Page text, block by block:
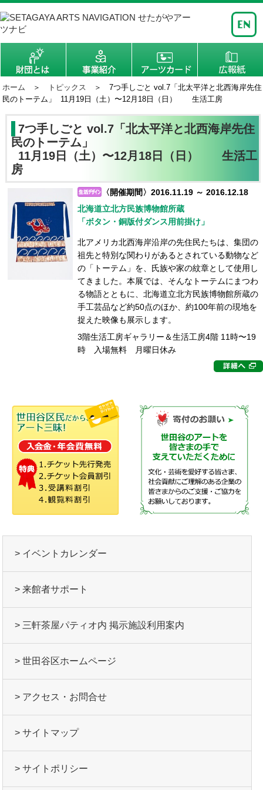
ホーム ＞ トピックス
＞ 7つ手しごと vol.7「北太平洋と北西海岸先住
民のトーテム」 11月19日（土）〜12月18日（日） 生活工房
7つ手しごと vol.7「北太平洋と北西海岸先住
民のトーテム」
11月19日（土）〜12月18日（日） 生活工
房
〈開催期間〉2016.11.19 ～ 2016.12.18
北海道立北方民族博物館所蔵
「ボタン・銅版付ダンス用前掛け」
北アメリカ北西海岸沿岸の先住民たちは、集団の
祖先と特別な関わりがあるとされている動物など
の「トーテム」を、氏族や家の紋章として使用し
てきました。本展では、そんなトーテムにまつわ
る物語とともに、北海道立北方民族博物館所蔵の
手工芸品など約50点のほか、約100年前の現地を
捉えた映像も展示します。
3階生活工房ギャラリー＆生活工房4階 11時〜19
時 入場無料 月曜日休み
> イベントカレンダー
> 来館者サポート
> 三軒茶屋パティオ内 掲示施設利用案内
> 世田谷区ホームページ
> アクセス・お問合せ
> サイトマップ
> サイトポリシー